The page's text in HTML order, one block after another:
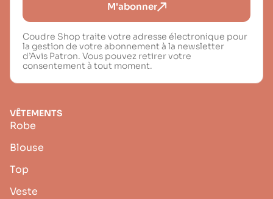
M'abonner
Coudre Shop traite votre adresse électronique pour
la gestion de votre abonnement à la newsletter
d’Avis Patron. Vous pouvez retirer votre
consentement à tout moment.
VÊTEMENTS
Robe
Blouse
Top
Veste